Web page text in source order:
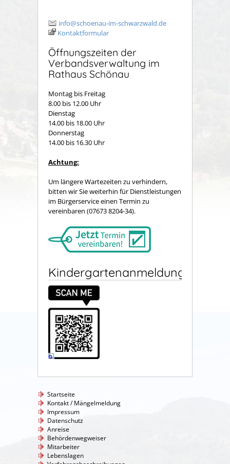
info@schoenau-im-schwarzwald.de
Kontaktformular
Öffnungszeiten der
Verbandsverwaltung im
Rathaus Schönau
Montag bis Freitag
8.00 bis 12.00 Uhr
Dienstag
14.00 bis 18.00 Uhr
Donnerstag
14.00 bis 16.30 Uhr
Achtung:
Um längere Wartezeiten zu verhindern,
bitten wir Sie weiterhin für Dienstleistungen
im Bürgerservice einen Termin zu
vereinbaren (07673 8204-34).
Kindergartenanmeldung
Startseite
Kontakt / Mängelmeldung
Impressum
Datenschutz
Anreise
Behördenwegweiser
Mitarbeiter
Lebenslagen